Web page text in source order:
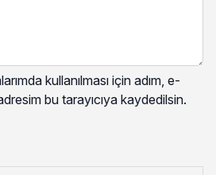
kullanılması için adım, e-
bu tarayıcıya kaydedilsin.